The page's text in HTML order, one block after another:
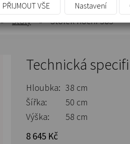
» Stoly » Stolek noční 585
Technická
Hloubka: 38 cm
Šířka:
50 cm
Výška:
58 cm
8 645 Kč
PŘIJMOUT VŠE Nastavení